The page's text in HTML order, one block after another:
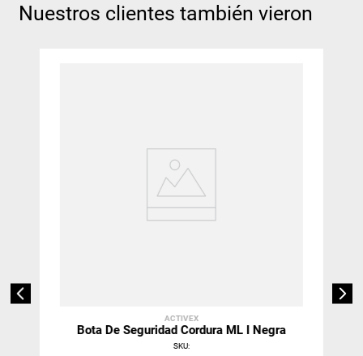
Nuestros clientes también vieron
ACTIVEX
Bota De Seguridad Cordura ML I Negra
SKU: